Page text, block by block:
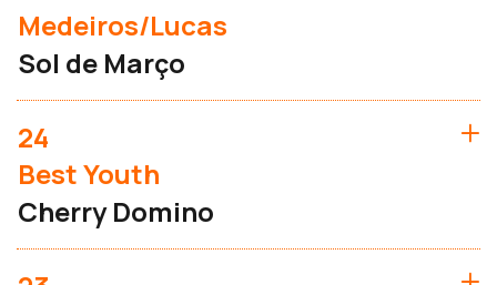
Medeiros/Lucas
Sol de Março
24
Best Youth
Cherry Domino